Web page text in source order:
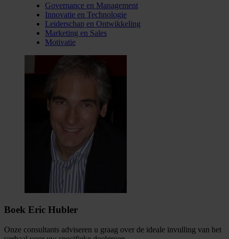
Governance en Management
Innovatie en Technologie
Leiderschap en Ontwikkeling
Marketing en Sales
Motivatie
Boek Eric Hubler
Onze consultants adviseren u graag over de ideale invulling van het